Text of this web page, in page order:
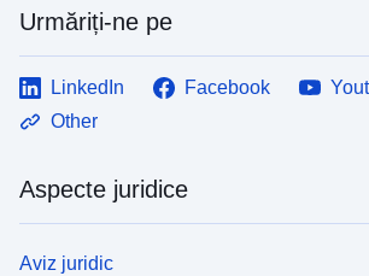
Urmăriți-ne pe
LinkedIn Facebook
Other
Aspecte juridice
Aviz juridic